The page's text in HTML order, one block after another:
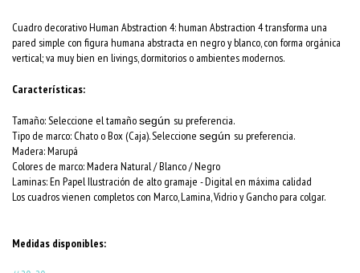
Cuadro decorativo Human Abstraction 4: human Abstraction 4 transforma una
pared simple con figura humana abstracta en negro y blanco, con forma orgánica
vertical; va muy bien en livings, dormitorios o ambientes modernos.
Características:
Tamaño: Seleccione el tamañosegún su preferencia.
Tipo de marco: Chato o Box (Caja). Seleccione según su preferencia.
Madera: Marupá
Colores de marco:Madera Natural / Blanco / Negro
Laminas: En Papel Ilustración de alto gramaje - Digital en máxima calidad
Los cuadros vienen completos con Marco, Lamina, Vidrio y Gancho para colgar.
Medidas disponibles: